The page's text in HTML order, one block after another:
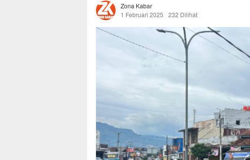
Zona Kabar
1 Februari 2025
232 Dilihat